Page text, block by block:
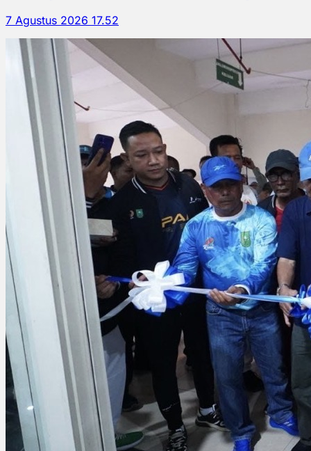
7 Agustus 2026 17.52